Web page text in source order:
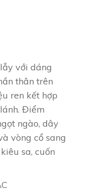
với dáng
thân trên
ren kết hợp
Điểm
ngào, dây
vòng cổ sang
sa, cuốn